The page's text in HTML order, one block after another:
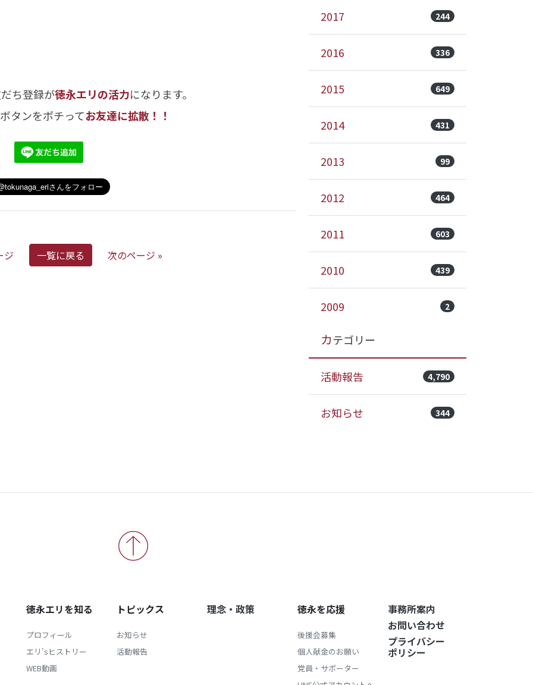
ち登録が徳永エリの活力になります。
タンをポチってお友達に拡散！！
ジ 一覧に戻る 次のページ »
2017 244
2016 336
2015 649
2014 431
2013 99
2012 464
2011 603
2010 439
2009 2
カテゴリー
活動報告 4,790
お知らせ 344
徳永エリを知る
プロフィール
エリ'sヒストリー
WEB動画
トピックス
お知らせ
活動報告
理念・政策 徳永を応援
後援会募集
個人献金のお願い
党員・サポーター
事務所案内
お問い合わせ
プライバシー
ポリシー